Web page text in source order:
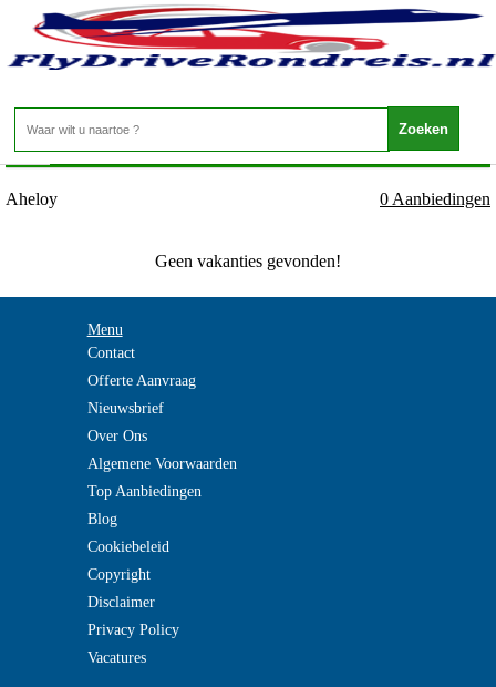
Bulgarije - Zwarte Zeekust - Aheloy
Home>
Aheloy 0 Aanbiedingen
Geen vakanties gevonden!
Menu
Contact
Offerte Aanvraag
Nieuwsbrief
Over Ons
Algemene Voorwaarden
Top Aanbiedingen
Blog
Cookiebeleid
Copyright
Disclaimer
Privacy Policy
Vacatures